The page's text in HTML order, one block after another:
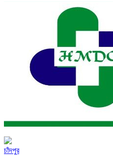
চাঁদপুর